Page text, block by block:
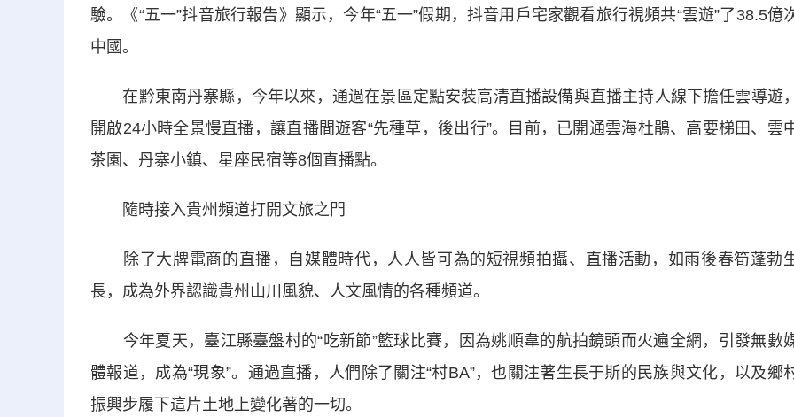
驗。《“五一”抖音旅行報告》顯示，今年“五一”假期，抖音用戶宅家觀看旅行視頻共“雲遊”了38.5億
中國。
在黔東南丹寨縣，今年以來，通過在景區定點安裝高清直播設備與直播主持人線下擔任雲導遊，
開啟24小時全景慢直播，讓直播間遊客“先種草，後出行”。目前，已開通雲海杜鵑、高要梯田、雲
茶園、丹寨小鎮、星座民宿等8個直播點。
隨時接入貴州頻道打開文旅之門
除了大牌電商的直播，自媒體時代，人人皆可為的短視頻拍攝、直播活動，如雨後春筍蓬勃
長，成為外界認識貴州山川風貌、人文風情的各種頻道。
今年夏天，臺江縣臺盤村的“吃新節”籃球比賽，因為姚順韋的航拍鏡頭而火遍全網，引發無數
體報道，成為“現象”。通過直播，人們除了關注“村BA”，也關注著生長于斯的民族與文化，以及鄉
振興步履下這片土地上變化著的一切。